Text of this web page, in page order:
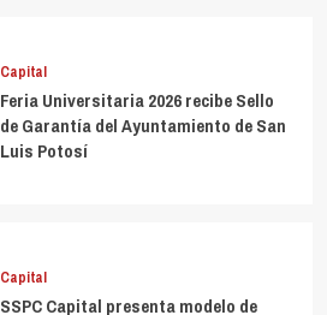
Capital
Feria Universitaria 2026 recibe Sello
de Garantía del Ayuntamiento de San
Luis Potosí
Capital
SSPC Capital presenta modelo de